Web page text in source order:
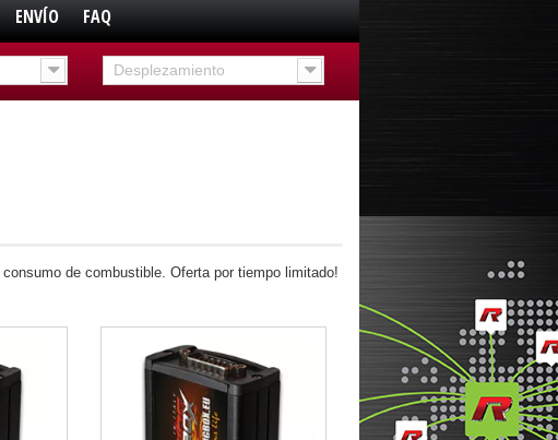
ENVÍO FAQ
Desplezamiento
de combustible. Oferta por tiempo limitado!